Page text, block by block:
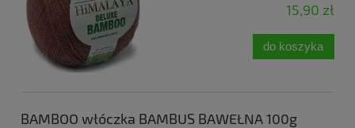
15,90 zł
do koszyka
BAMBOO włóczka BAMBUS BAWEŁNA 100g